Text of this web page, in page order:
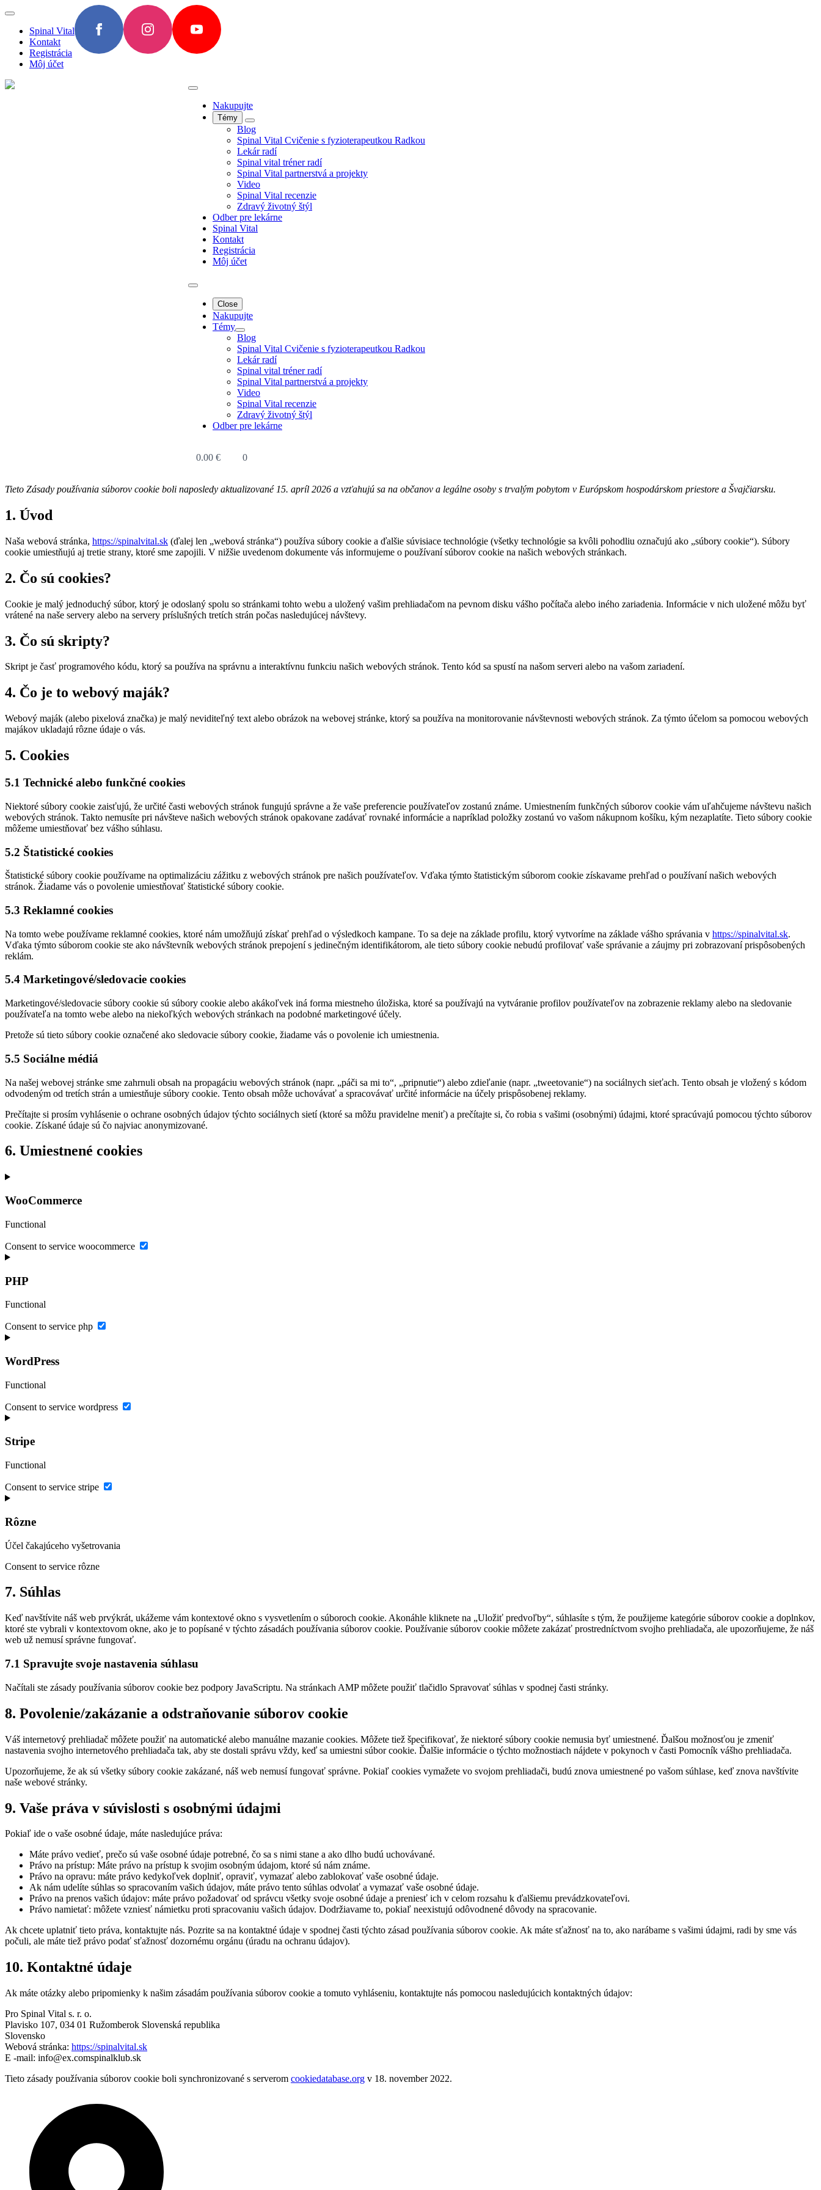
Spinal Vital
Kontakt
Registrácia
Môj účet
Nakupujte
Témy
Blog
Spinal Vital Cvičenie s fyzioterapeutkou Radkou
Lekár radí
Spinal vital tréner radí
Spinal Vital partnerstvá a projekty
Video
Spinal Vital recenzie
Zdravý životný štýl
Odber pre lekárne
Spinal Vital
Kontakt
Registrácia
Môj účet
Close
Nakupujte
Témy
Blog
Spinal Vital Cvičenie s fyzioterapeutkou Radkou
Lekár radí
Spinal vital tréner radí
Spinal Vital partnerstvá a projekty
Video
Spinal Vital recenzie
Zdravý životný štýl
Odber pre lekárne
0.00 € 0
Tieto Zásady používania súborov cookie boli naposledy aktualizované 15. apríl 2026 a vzťahujú sa na občanov a legálne osoby s trvalým pobytom v Európskom hospodárskom priestore a Švajčiarsku.
1. Úvod
Naša webová stránka, https://spinalvital.sk (ďalej len „webová stránka“) používa súbory cookie a ďalšie súvisiace technológie (všetky technológie sa kvôli pohodliu označujú ako „súbory cookie“). Súbory
cookie umiestňujú aj tretie strany, ktoré sme zapojili. V nižšie uvedenom dokumente vás informujeme o používaní súborov cookie na našich webových stránkach.
2. Čo sú cookies?
Cookie je malý jednoduchý súbor, ktorý je odoslaný spolu so stránkami tohto webu a uložený vašim prehliadačom na pevnom disku vášho počítača alebo iného zariadenia. Informácie v nich uložené môžu byť
vrátené na naše servery alebo na servery príslušných tretích strán počas nasledujúcej návštevy.
3. Čo sú skripty?
Skript je časť programového kódu, ktorý sa používa na správnu a interaktívnu funkciu našich webových stránok. Tento kód sa spustí na našom serveri alebo na vašom zariadení.
4. Čo je to webový maják?
Webový maják (alebo pixelová značka) je malý neviditeľný text alebo obrázok na webovej stránke, ktorý sa používa na monitorovanie návštevnosti webových stránok. Za týmto účelom sa pomocou webových
majákov ukladajú rôzne údaje o vás.
5. Cookies
5.1 Technické alebo funkčné cookies
Niektoré súbory cookie zaisťujú, že určité časti webových stránok fungujú správne a že vaše preferencie používateľov zostanú známe. Umiestnením funkčných súborov cookie vám uľahčujeme návštevu našich
webových stránok. Takto nemusíte pri návšteve našich webových stránok opakovane zadávať rovnaké informácie a napríklad položky zostanú vo vašom nákupnom košíku, kým nezaplatíte. Tieto súbory cookie
môžeme umiestňovať bez vášho súhlasu.
5.2 Štatistické cookies
Štatistické súbory cookie používame na optimalizáciu zážitku z webových stránok pre našich používateľov. Vďaka týmto štatistickým súborom cookie získavame prehľad o používaní našich webových
stránok. Žiadame vás o povolenie umiestňovať štatistické súbory cookie.
5.3 Reklamné cookies
Na tomto webe používame reklamné cookies, ktoré nám umožňujú získať prehľad o výsledkoch kampane. To sa deje na základe profilu, ktorý vytvoríme na základe vášho správania v https://spinalvital.sk.
Vďaka týmto súborom cookie ste ako návštevník webových stránok prepojení s jedinečným identifikátorom, ale tieto súbory cookie nebudú profilovať vaše správanie a záujmy pri zobrazovaní prispôsobených
reklám.
5.4 Marketingové/sledovacie cookies
Marketingové/sledovacie súbory cookie sú súbory cookie alebo akákoľvek iná forma miestneho úložiska, ktoré sa používajú na vytváranie profilov používateľov na zobrazenie reklamy alebo na sledovanie
používateľa na tomto webe alebo na niekoľkých webových stránkach na podobné marketingové účely.
Pretože sú tieto súbory cookie označené ako sledovacie súbory cookie, žiadame vás o povolenie ich umiestnenia.
5.5 Sociálne médiá
Na našej webovej stránke sme zahrnuli obsah na propagáciu webových stránok (napr. „páči sa mi to“, „pripnutie“) alebo zdieľanie (napr. „tweetovanie“) na sociálnych sieťach. Tento obsah je vložený s kódom
odvodeným od tretích strán a umiestňuje súbory cookie. Tento obsah môže uchovávať a spracovávať určité informácie na účely prispôsobenej reklamy.
Prečítajte si prosím vyhlásenie o ochrane osobných údajov týchto sociálnych sietí (ktoré sa môžu pravidelne meniť) a prečítajte si, čo robia s vašimi (osobnými) údajmi, ktoré spracúvajú pomocou týchto súborov
cookie. Získané údaje sú čo najviac anonymizované.
6. Umiestnené cookies
WooCommerce
Functional
Consent to service woocommerce
PHP
Functional
Consent to service php
WordPress
Functional
Consent to service wordpress
Stripe
Functional
Consent to service stripe
Rôzne
Účel čakajúceho vyšetrovania
Consent to service rôzne
7. Súhlas
Keď navštívite náš web prvýkrát, ukážeme vám kontextové okno s vysvetlením o súboroch cookie. Akonáhle kliknete na „Uložiť predvoľby“, súhlasíte s tým, že použijeme kategórie súborov cookie a doplnkov,
ktoré ste vybrali v kontextovom okne, ako je to popísané v týchto zásadách používania súborov cookie. Používanie súborov cookie môžete zakázať prostredníctvom svojho prehliadača, ale upozorňujeme, že náš
web už nemusí správne fungovať.
7.1 Spravujte svoje nastavenia súhlasu
Načítali ste zásady používania súborov cookie bez podpory JavaScriptu. Na stránkach AMP môžete použiť tlačidlo Spravovať súhlas v spodnej časti stránky.
8. Povolenie/zakázanie a odstraňovanie súborov cookie
Váš internetový prehliadač môžete použiť na automatické alebo manuálne mazanie cookies. Môžete tiež špecifikovať, že niektoré súbory cookie nemusia byť umiestnené. Ďalšou možnosťou je zmeniť
nastavenia svojho internetového prehliadača tak, aby ste dostali správu vždy, keď sa umiestni súbor cookie. Ďalšie informácie o týchto možnostiach nájdete v pokynoch v časti Pomocník vášho prehliadača.
Upozorňujeme, že ak sú všetky súbory cookie zakázané, náš web nemusí fungovať správne. Pokiaľ cookies vymažete vo svojom prehliadači, budú znova umiestnené po vašom súhlase, keď znova navštívite
naše webové stránky.
9. Vaše práva v súvislosti s osobnými údajmi
Pokiaľ ide o vaše osobné údaje, máte nasledujúce práva:
Máte právo vedieť, prečo sú vaše osobné údaje potrebné, čo sa s nimi stane a ako dlho budú uchovávané.
Právo na prístup: Máte právo na prístup k svojim osobným údajom, ktoré sú nám známe.
Právo na opravu: máte právo kedykoľvek doplniť, opraviť, vymazať alebo zablokovať vaše osobné údaje.
Ak nám udelíte súhlas so spracovaním vašich údajov, máte právo tento súhlas odvolať a vymazať vaše osobné údaje.
Právo na prenos vašich údajov: máte právo požadovať od správcu všetky svoje osobné údaje a preniesť ich v celom rozsahu k ďalšiemu prevádzkovateľovi.
Právo namietať: môžete vzniesť námietku proti spracovaniu vašich údajov. Dodržiavame to, pokiaľ neexistujú odôvodnené dôvody na spracovanie.
Ak chcete uplatniť tieto práva, kontaktujte nás. Pozrite sa na kontaktné údaje v spodnej časti týchto zásad používania súborov cookie. Ak máte sťažnosť na to, ako narábame s vašimi údajmi, radi by sme vás
počuli, ale máte tiež právo podať sťažnosť dozornému orgánu (úradu na ochranu údajov).
10. Kontaktné údaje
Ak máte otázky alebo pripomienky k našim zásadám používania súborov cookie a tomuto vyhláseniu, kontaktujte nás pomocou nasledujúcich kontaktných údajov:
Pro Spinal Vital s. r. o.
Plavisko 107, 034 01 Ružomberok Slovenská republika
Slovensko
Webová stránka: https://spinalvital.sk
E -mail: info@ex.comspinalklub.sk
Tieto zásady používania súborov cookie boli synchronizované s serverom cookiedatabase.org v 18. november 2022.